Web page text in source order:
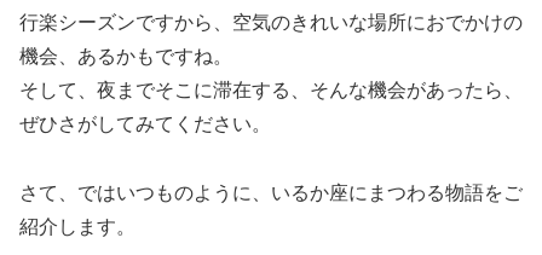
行楽シーズンですから、空気のきれいな場所におでかけの
機会、あるかもですね。
そして、夜までそこに滞在する、そんな機会があったら、
ぜひさがしてみてください。
さて、ではいつものように、いるか座にまつわる物語をご
紹介します。